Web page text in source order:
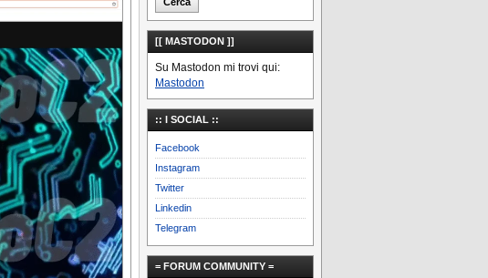
[[ MASTODON ]]
Su Mastodon mi trovi qui:
Mastodon
:: I SOCIAL ::
Facebook
Instagram
Twitter
Linkedin
Telegram
= FORUM COMMUNITY =